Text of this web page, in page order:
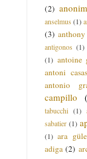
(2) anonim
anselmus (1)
(3)
antigonos (1)
(1) antoine
antoni
antonio
campillo
tabucchi (1)
sabatier (1)
(1) ara
adiga (2)